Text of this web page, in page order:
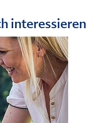
interessieren